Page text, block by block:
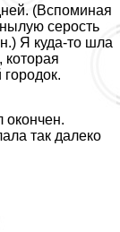
(Вспоминая
серость
Я куда-то шла
окончен.
так далеко